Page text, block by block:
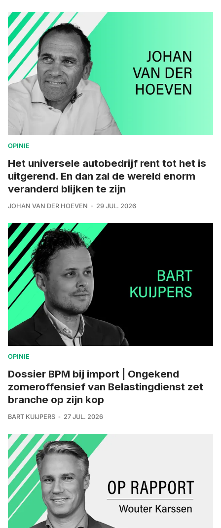
OPINIE
Het universele autobedrijf rent tot het is
uitgerend. En dan zal de wereld enorm
veranderd blijken te zijn
JOHAN VAN DER HOEVEN 29 JUL. 2026
OPINIE
Dossier BPM bij import | Ongekend
zomeroffensief van Belastingdienst zet
branche op zijn kop
BART KUIJPERS 27 JUL. 2026